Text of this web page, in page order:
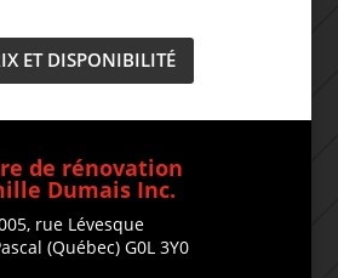
ET DISPONIBILITÉ
de rénovation
Dumais Inc.
rue Lévesque
(Québec) G0L 3Y0